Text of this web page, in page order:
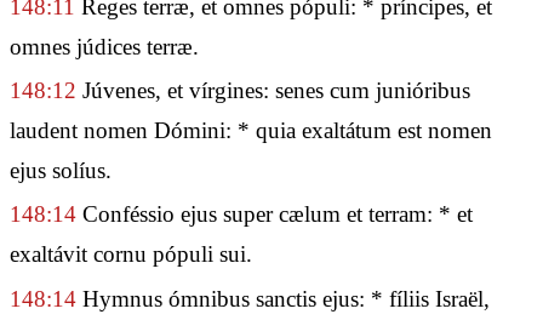
148:11 Reges terræ, et omnes pópuli: * príncipes, et
omnes júdices terræ.
148:12 Júvenes, et vírgines: senes cum junióribus
laudent nomen Dómini: * quia exaltátum est nomen
ejus solíus.
148:14 Conféssio ejus super cælum et terram: * et
exaltávit cornu pópuli sui.
148:14 Hymnus ómnibus sanctis ejus: * fíliis Israël,